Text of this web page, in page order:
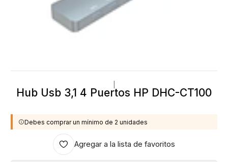
Hub Usb 3,1 4 Puertos HP DHC-CT100
Debes comprar un mínimo de 2 unidades
Agregar a la lista de favoritos